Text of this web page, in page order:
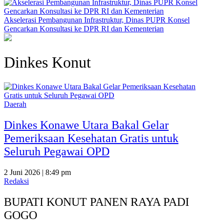
Akselerasi Pembangunan Infrastruktur, Dinas PUPR Konsel
Gencarkan Konsultasi ke DPR RI dan Kementerian
Dinkes Konut
Daerah
Dinkes Konawe Utara Bakal Gelar
Pemeriksaan Kesehatan Gratis untuk
Seluruh Pegawai OPD
2 Juni 2026 | 8:49 pm
Redaksi
BUPATI KONUT PANEN RAYA PADI
GOGO